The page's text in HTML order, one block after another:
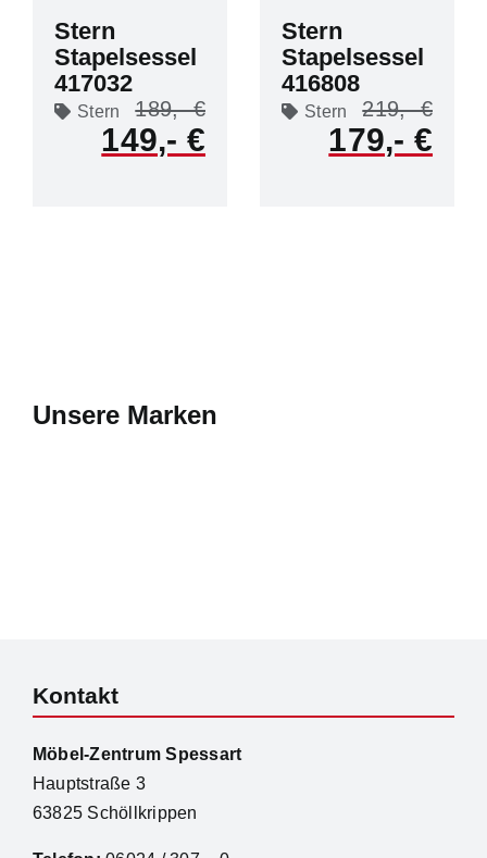
Stern
Stapelsessel
417032
Stern 189
149
Stern
Stapelsessel
416808
Stern 219
179
Unsere Marken
Kontakt
Möbel-Zentrum Spessart
Hauptstraße 3
63825 Schöllkrippen